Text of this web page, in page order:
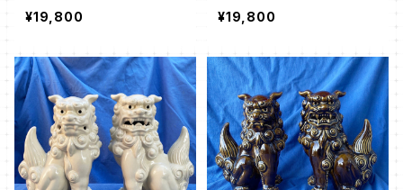
¥19,800
¥19,800